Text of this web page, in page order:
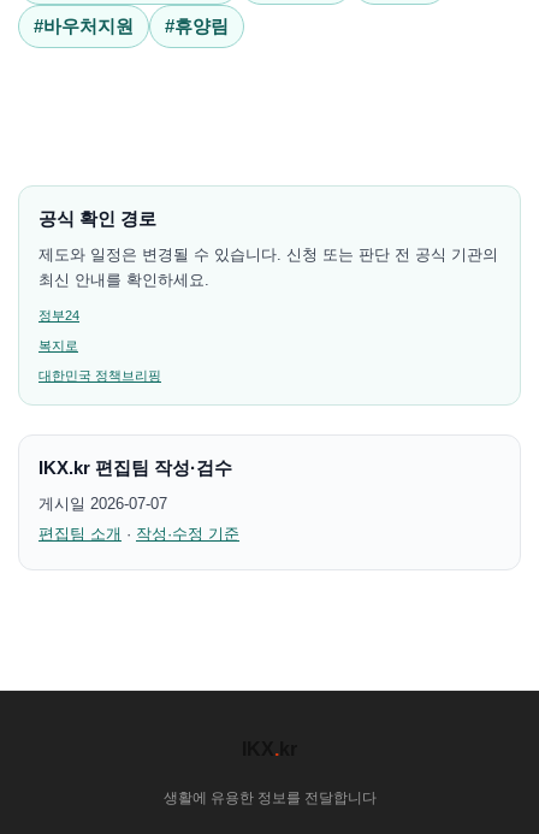
#바우처지원 #휴양림
공식 확인 경로
제도와 일정은 변경될 수 있습니다. 신청 또는 판단 전 공식 기관의
최신 안내를 확인하세요.
정부24
복지로
대한민국 정책브리핑
IKX.kr 편집팀 작성·검수
게시일 2026-07-07
편집팀 소개 · 작성·수정 기준
.
생활에 유용한 정보를 전달합니다